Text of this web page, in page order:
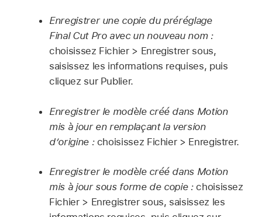
Enregistrer une copie du préréglage
Final Cut Pro avec un nouveau nom :
choisissez Fichier > Enregistrer sous,
saisissez les informations requises, puis
cliquez sur Publier.
Enregistrer le modèle créé dans Motion
mis à jour en remplaçant la version
d’origine :choisissez Fichier > Enregistrer.
Enregistrer le modèle créé dans Motion
mis à jour sous forme de copie :choisissez
Fichier > Enregistrer sous, saisissez les